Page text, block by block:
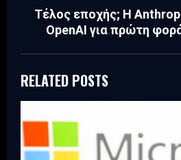
Τέλος εποχής; Η
OpenAI για πρώτη
RELATED POSTS